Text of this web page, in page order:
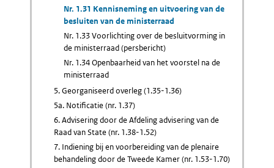
Nr. 1.31 Kennisneming en uitvoering van de
besluiten van de ministerraad
Nr. 1.33 Voorlichting over de besluitvorming in
de ministerraad (persbericht)
Nr. 1.34 Openbaarheid van het voorstel na de
ministerraad
5. Georganiseerd overleg (1.35-1.36)
5a. Notificatie (nr. 1.37)
6. Advisering door de Afdeling advisering van de
Raad van State (nr. 1.38-1.52)
7. Indiening bij en voorbereiding van de plenaire
behandeling door de Tweede Kamer (nr. 1.53-1.70)